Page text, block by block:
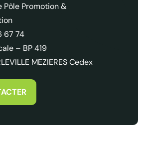
Pôle Promotion &
67 74
– BP 419
MEZIERES Cedex